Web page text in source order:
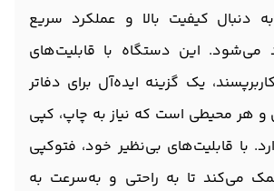
دنبال کیفیت بالا و عملکرد سریع
می‌شود. این دستگاه با قابلیت‌های
یک گزینه ایده‌آل برای دفاتر
و هر محیطی است که نیاز به چاپ، کپی
با قابلیت‌های بی‌نظیر خود، فتوکپی
کمک می‌کند تا به راحتی و به‌سرعت به